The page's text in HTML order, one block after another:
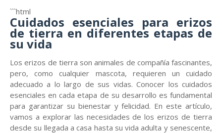
```html
Cuidados esenciales para erizos
de tierra en diferentes etapas de
su vida
Los erizos de tierra son animales de compañía fascinantes,
pero, como cualquier mascota, requieren un cuidado
adecuado a lo largo de sus vidas. Conocer los cuidados
esenciales en cada etapa de su desarrollo es fundamental
para garantizar su bienestar y felicidad. En este artículo,
vamos a explorar las necesidades de los erizos de tierra
desde su llegada a casa hasta su vida adulta y senescente,